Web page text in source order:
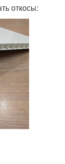
откосы: